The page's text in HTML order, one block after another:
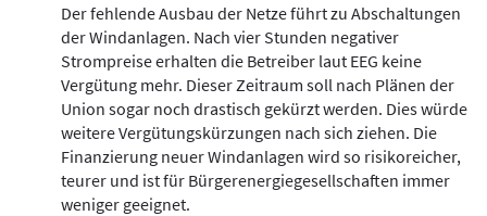
Der fehlende Ausbau der Netze führt zu Abschaltungen
der Windanlagen. Nach vier Stunden negativer
Strompreise erhalten die Betreiber laut EEG keine
Vergütung mehr. Dieser Zeitraum soll nach Plänen der
Union sogar noch drastisch gekürzt werden. Dies würde
weitere Vergütungskürzungen nach sich ziehen. Die
Finanzierung neuer Windanlagen wird so risikoreicher,
teurer und ist für Bürgerenergiegesellschaften immer
weniger geeignet.